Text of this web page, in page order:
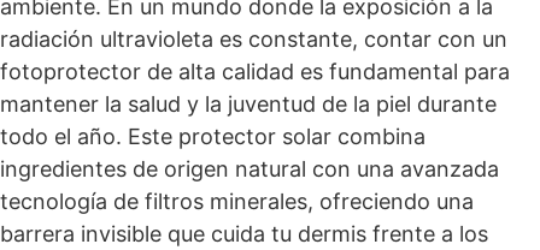
ambiente. En un mundo donde la exposición a la
radiación ultravioleta es constante, contar con un
fotoprotector de alta calidad es fundamental para
mantener la salud y la juventud de la piel durante
todo el año. Este protector solar combina
ingredientes de origen natural con una avanzada
tecnología de filtros minerales, ofreciendo una
barrera invisible que cuida tu dermis frente a los